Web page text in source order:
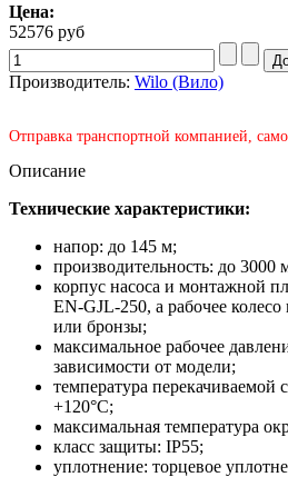
Цена:
52576 руб
Производитель: Wilo (Вило)
Отправка транспортной компанией,
Описание
Технические характеристики:
напор: до 145 м;
производительность: до 3000
корпус насоса и монтажной
EN-GJL-250, а рабочее колесо
или бронзы;
максимальное рабочее
зависимости от модели;
температура перекачиваемой
+120°С;
максимальная температура
класс защиты: IP55;
уплотнение: торцевое